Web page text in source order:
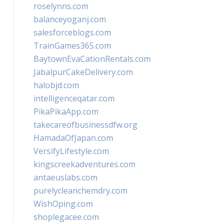
roselynns.com
balanceyoganj.com
salesforceblogs.com
TrainGames365.com
BaytownEvaCationRentals.com
JabalpurCakeDelivery.com
halobjd.com
intelligenceqatar.com
PikaPikaApp.com
takecareofbusinessdfw.org
HamadaOfJapan.com
VersifyLifestyle.com
kingscreekadventures.com
antaeuslabs.com
purelycleanchemdry.com
WishOping.com
shoplegacee.com